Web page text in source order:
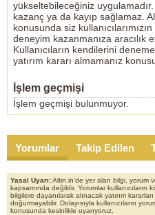
yükseltebileceğiniz
kazanç ya da kayıp sağlamaz.
konusunda siz
deneyim kazanmanıza aracılık
Kullanıcıların kendilerini
yatırım kararı almamanız
İşlem geçmişi
İşlem geçmişi bulunmuyor.
Yorumlar Takip Edilen
Yasal Uyarı:Altin.in'de yer alan bilgi, yorum
kapsamında değildir. Yorumlar
bilgilere dayanılarak alınacak yatırım
doğurmayabilir. Dolayısıyla kullanıcıların
konusunda kesinlikle uyarıyoruz.